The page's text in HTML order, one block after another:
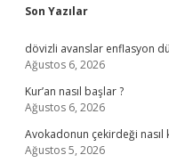
Sidebar
Son Yazılar
dövizli avanslar enflasyon
Ağustos 6, 2026
Kur’an nasıl başlar ?
Ağustos 6, 2026
Avokadonun çekirdeği nasıl
Ağustos 5, 2026